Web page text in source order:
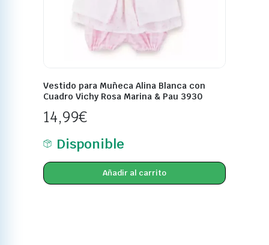
Vestido para Muñeca Alina Blanca con
Cuadro Vichy Rosa Marina & Pau 3930
14,99€
Disponible
Añadir al carrito